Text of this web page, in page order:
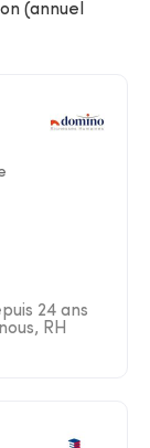
(annuel
24 ans
RH